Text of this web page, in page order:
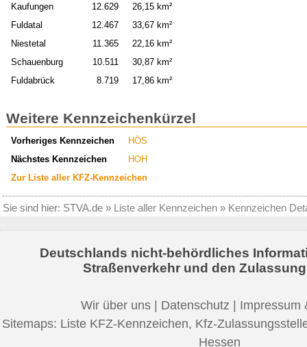
Kaufungen
12.629
26,15 km²
Fuldatal
12.467
33,67 km²
Niestetal
11.365
22,16 km²
Schauenburg
10.511
30,87 km²
Fuldabrück
8.719 17,86 km²
Weitere Kennzeichenkürzel
Vorheriges Kennzeichen
HÖS
Nächstes Kennzeichen
HOH
Zur Liste aller KFZ-Kennzeichen
Sie sind hier: STVA.de » Liste aller Kennzeichen » Kennzeichen
Deutschlands nicht-behördliches
Straßenverkehr und den
Wir über uns | Datenschutz | Impressum
Sitemaps: Liste KFZ-Kennzeichen, Kfz-
Hessen